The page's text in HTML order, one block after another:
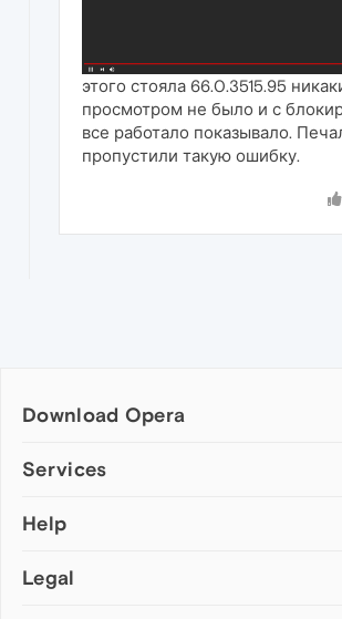
этого стояла 66.0.3515.95
просмотром не было и с
все работало показывало.
пропустили такую ошибку.
Download Opera
Computer browsers
Opera for Mac
Opera beta version
Services
Add-ons
Wallpapers
Help
Help & support
Legal